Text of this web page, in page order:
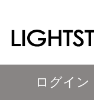
ログイン